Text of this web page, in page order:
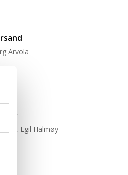
Arvola
Egil Halmøy